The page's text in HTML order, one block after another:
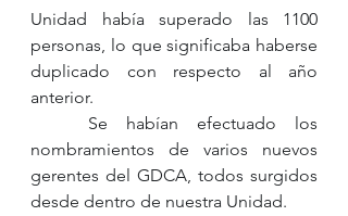
Unidad había superado las 1100
personas, lo que significaba haberse
duplicado con respecto al año
anterior.
nombramientos de varios nuevos
gerentes del GDCA, todos surgidos
desde dentro de nuestra Unidad.